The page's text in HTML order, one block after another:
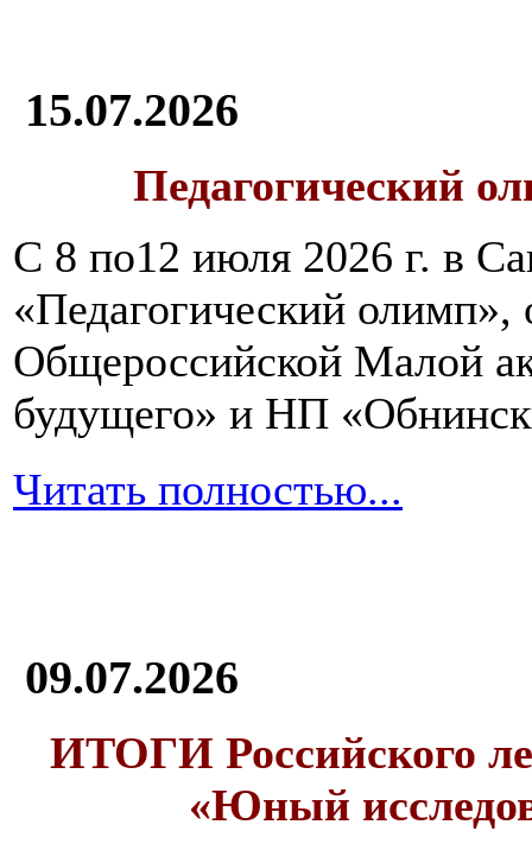
15.07.2026
Педагогический
С 8 по12 июля 2026 г. в
«Педагогический олимп»,
Общероссийской Малой
будущего» и НП
Читать полностью...
09.07.2026
ИТОГИ Российского
«Юный